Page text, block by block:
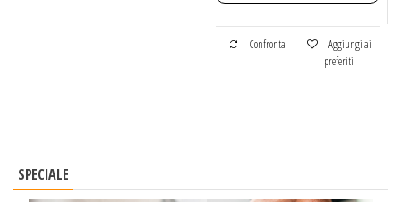
Confronta
Aggiungi ai
preferiti
SPECIALE